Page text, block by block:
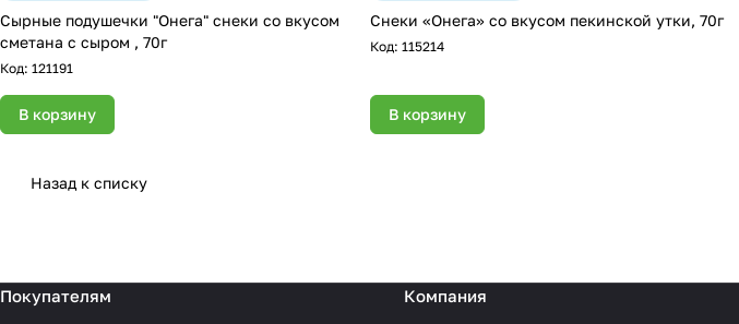
Сырные подушечки "Онега" снеки со вкусом
сметана с сыром , 70г
Код: 121191
В корзину
Снеки «Онега» со вкусом пекинской утки, 70г
Код: 115214
В корзину
Назад к списку
Покупателям Компания